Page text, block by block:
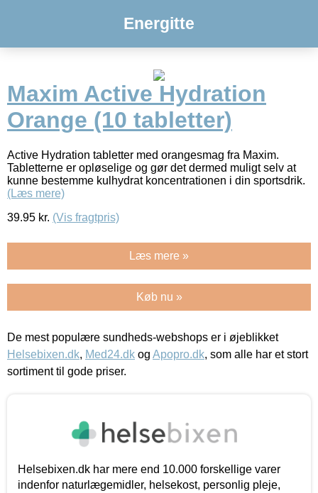
Energitte
Maxim Active Hydration
Orange (10 tabletter)
Active Hydration tabletter med orangesmag fra Maxim.
Tabletterne er opløselige og gør det dermed muligt selv at
kunne bestemme kulhydrat koncentrationen i din sportsdrik.
(Læs mere)
39.95 kr. (Vis fragtpris)
Læs mere »
Køb nu »
De mest populære sundheds-webshops er i øjeblikket
Helsebixen.dk, Med24.dk og Apopro.dk, som alle har et stort
sortiment til gode priser.
Helsebixen.dk har mere end 10.000 forskellige varer
indenfor naturlægemidler, helsekost, personlig pleje,